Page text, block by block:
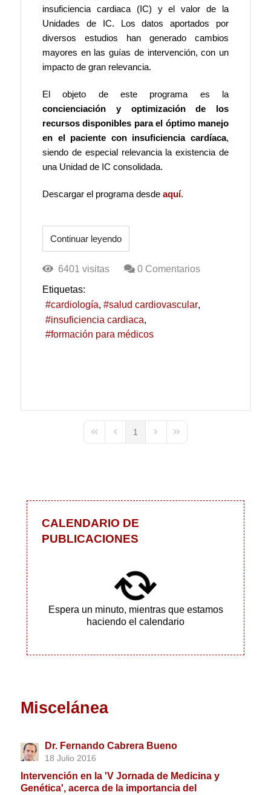
insuficiencia cardiaca (IC) y el valor de la
Unidades de IC. Los datos aportados por
diversos estudios han generado cambios
mayores en las guías de intervención, con un
impacto de gran relevancia.
El objeto de este programa es la
concienciación y optimización de los
recursos disponibles para el óptimo manejo
en el paciente con insuficiencia cardíaca,
siendo de especial relevancia la existencia de
una Unidad de IC consolidada.
Descargar el programa desde aquí.
Continuar leyendo
6401 visitas
0 Comentarios
Etiquetas:
cardiología
salud cardiovascular
insuficiencia cardiaca
formación para médicos
First PagePrevious Page
1
Next PageLast Page
CALENDARIO DE
PUBLICACIONES
Espera un minuto, mientras que estamos
haciendo el calendario
Miscelánea
Dr. Fernando Cabrera Bueno
18 Julio 2016
Intervención en la 'V Jornada de Medicina y
Genética', acerca de la importancia del